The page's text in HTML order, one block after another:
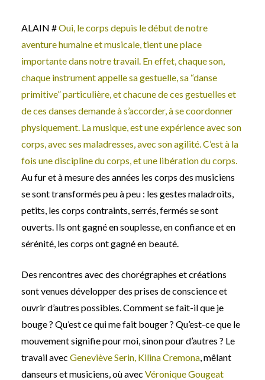
ALAIN #Oui, le corps depuis le début de notre
aventure humaine et musicale, tient une place
importante dans notre travail. En effet, chaque son,
chaque instrument appelle sa gestuelle, sa “danse
primitive” particulière, et chacune de ces gestuelles et
de ces danses demande à s’accorder, à se coordonner
physiquement. La musique, est une expérience avec son
corps, avec ses maladresses, avec son agilité. C’est à la
fois une discipline du corps, et une libération du corps.
Au fur et à mesure des années les corps des musiciens
se sont transformés peu à peu : les gestes maladroits,
petits, les corps contraints, serrés, fermés se sont
ouverts. Ils ont gagné en souplesse, en confiance et en
sérénité, les corps ont gagné en beauté.
Des rencontres avec des chorégraphes et créations
sont venues développer des prises de conscience et
ouvrir d’autres possibles. Comment se fait-il que je
bouge ? Qu’est ce qui me fait bouger ? Qu’est-ce que le
mouvement signifie pour moi, sinon pour d’autres ? Le
travail avec Geneviève Serin, Kilina Cremona, mêlant
danseurs et musiciens, où avec Véronique Gougeat